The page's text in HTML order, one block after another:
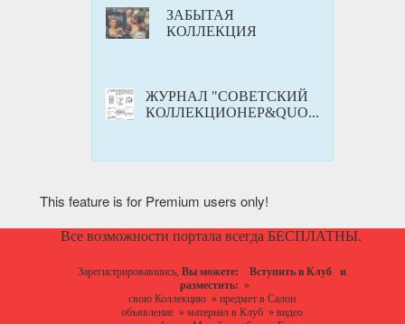
ЗАБЫТАЯ
КОЛЛЕКЦИЯ
ЖУРНАЛ "СОВЕТСКИЙ
КОЛЛЕКЦИОНЕР&QUO...
This feature is for Premium users only!
Все возможности портала всегда БЕСПЛАТНЫ.
Зарегистрировавшись, Вы можете: Вступить в Клуб
и
разместить: »
свою Коллекцию» предмет в Салон
объявление» материал в Клуб» видео